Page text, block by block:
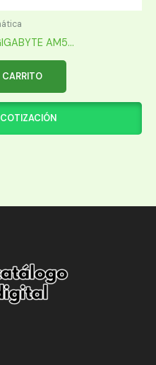
AM5...